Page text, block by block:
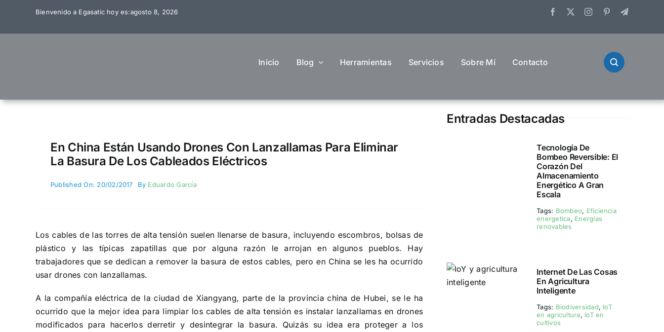
content
Bienvenido a Egasatic hoy es:agosto 8, 2026
Inicio Blog Herramientas Servicios Sobre Mí Contacto
En China Están Usando Drones Con Lanzallamas Para Eliminar
La Basura De Los Cableados Eléctricos
Published On: 20/02/2017 By Eduardo García
Los cables de las torres de alta tensión suelen llenarse de basura, incluyendo escombros, bolsas de
plástico y las típicas zapatillas que por alguna razón le arrojan en algunos pueblos. Hay
trabajadores que se dedican a remover la basura de estos cables, pero en China se les ha ocurrido
usar drones con lanzallamas.
A la compañía eléctrica de la ciudad de Xiangyang, parte de la provincia china de Hubei, se le ha
ocurrido que la mejor idea para limpiar los cables de alta tensión es instalar lanzallamas en drones
modificados para hacerlos derretir y desintegrar la basura. Quizás su idea era proteger a los
Entradas Destacadas
Tecnología De
Bombeo Reversible: El
Corazón Del
Almacenamiento
Energético A Gran
Escala
Tags: Bombeo, Eficiencia
energetica, Energías
renovables
Internet De Las Cosas
En Agricultura
Inteligente
Tags: Biodiversidad, IoT
en agricultura, IoT en
cultivos